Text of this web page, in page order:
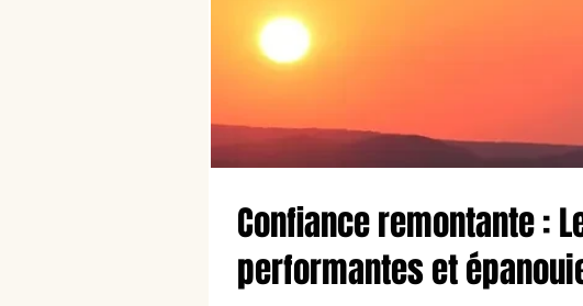
Confiance remontante :
performantes et